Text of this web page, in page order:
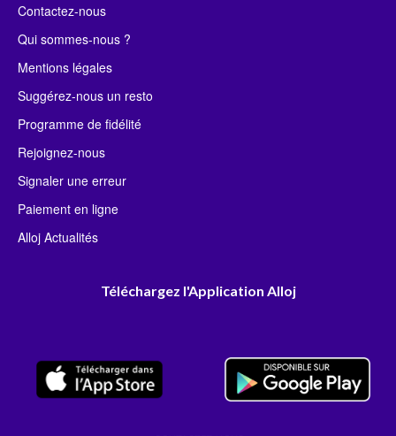
Contactez-nous
Qui sommes-nous ?
Mentions légales
Suggérez-nous un resto
Programme de fidélité
Rejoignez-nous
Signaler une erreur
Paiement en ligne
Alloj Actualités
Téléchargez l'Application Alloj